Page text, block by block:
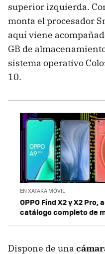
superior izquierda.
monta el procesador
aquí viene
GB de
sistema operativo
10.
EN XATAKA MÓVIL
OPPO Find X2 y X2
catálogo completo de
Dispone de una